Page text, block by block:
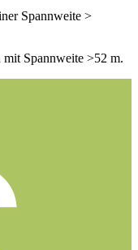
Spannweite >
Spannweite >52 m.